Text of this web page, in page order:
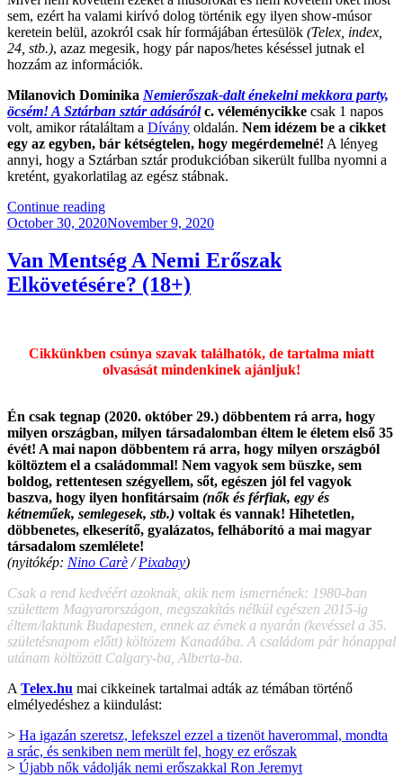
sem, ezért ha valami kirívó dolog történik egy ilyen show-músor
keretein belül, azokról csak hír formájában értesülök (Telex, index,
24, stb.), azaz megesik, hogy pár napos/hetes késéssel jutnak el
hozzám az információk.
Milanovich Dominika Nemierőszak-dalt énekelni mekkora party,
öcsém! A Sztárban sztár adásárólc. véleménycikke csak 1 napos
volt, amikor rátaláltam a Dívány oldalán. Nem idézem be a cikket
egy az egyben, bár kétségtelen, hogy megérdemelné! A lényeg
annyi, hogy a Sztárban sztár produkcióban sikerült fullba nyomni a
kretént, gyakorlatilag az egész stábnak.
Continue reading“A
Nők
Elkövetett
Erőszakról
Énekelni
Posted
October 30, 2020November 9, 2020
Van Mentség A Nemi Erőszak
Elkövetésére? (18+)
Cikkünkben csúnya szavak találhatók, de tartalma miatt
olvasását mindenkinek ajánljuk!
Én csak tegnap (2020. október 29.) döbbentem rá arra, hogy
milyen országban, milyen társadalomban éltem le életem első 35
évét! A mai napon döbbentem rá arra, hogy milyen országból
költöztem el a családommal! Nem vagyok sem büszke, sem
boldog, rettentesen szégyellem, sőt, egészen jól fel vagyok
baszva, hogy ilyen honfitársaim (nők és férfiak, egy és
kétneműek, semlegesek, stb.) voltak és vannak! Hihetetlen,
döbbenetes, elkeserítő, gyalázatos, felháborító a mai magyar
társadalom szemlélete!
(nyitókép: Nino Carè /Pixabay)
Csak a rend kedvéért azoknak, akik nem ismernének: 1980-ban
születtem Magyarországon, megszakítás nélkül egészen 2015-ig
éltem/laktunk Budapesten, ennek az évnek a nyarán (kevéssel a 35.
születésnapom előtt) költözem Kanadába. A családom pár hónappal
utánam költözött Calgary-ba, Alberta-ba.
A Telex.hu mai cikkeinek tartalmai adták az témában történő
elmélyedéshez a kiindulást:
> Ha igazán szeretsz, lefekszel ezzel a tizenöt haverommal, mondta
a srác, és senkiben nem merült fel, hogy ez erőszak
> Újabb nők vádolják nemi erőszakkal Ron Jeremyt